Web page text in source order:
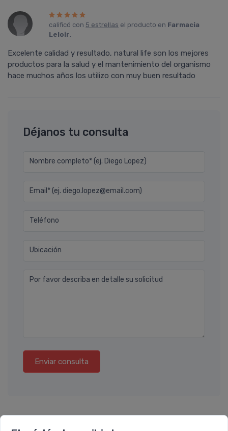
calificó con 5 estrellas el producto en Farmacia
Leloir.
Excelente calidad y resultado, natural life son los mejores
productos para la salud y el mantenimiento del organismo
hace muchos años los utilizo con muy buen resultado
Déjanos tu consulta
Nombre completo* (ej. Diego Lopez)
Email* (ej. diego.lopez@email.com)
Teléfono
Ubicación
Por favor describa en detalle su solicitud
Enviar consulta